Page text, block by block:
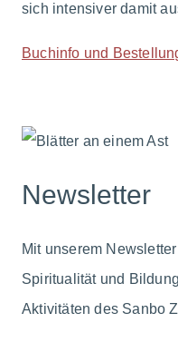
sich intensiver damit
Buchinfo und
Newsletter
Mit unserem
Spiritualität und
Aktivitäten des Sanbo